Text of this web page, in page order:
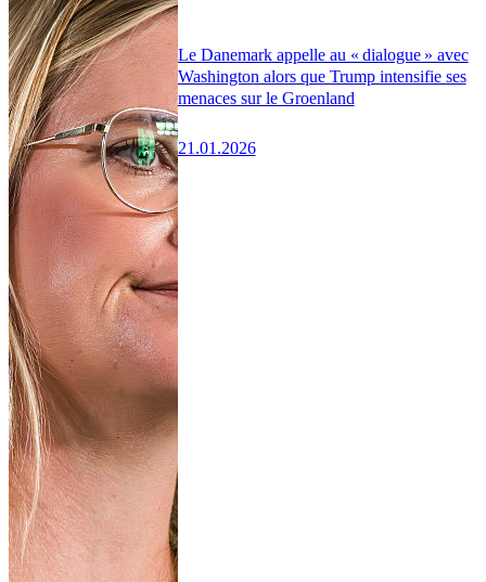
Le Danemark appelle au « dialogue » avec
Washington alors que Trump intensifie ses
menaces sur le Groenland
21.01.2026